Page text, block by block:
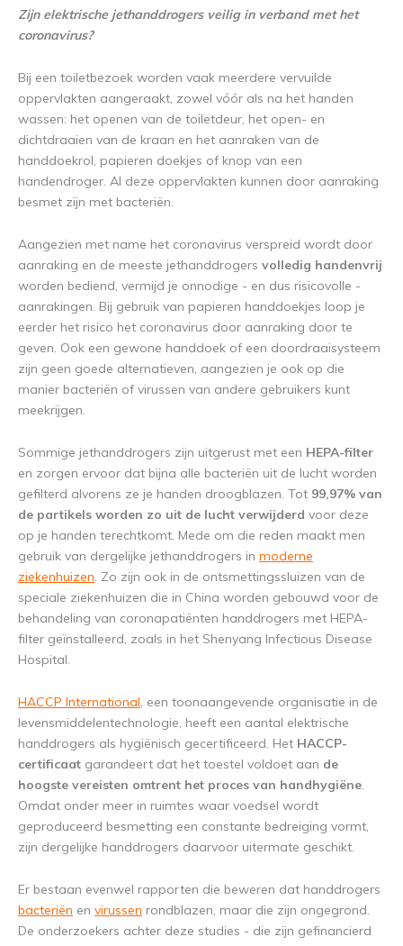
Zijn elektrische jethanddrogers veilig in verband met het
coronavirus?
Bij een toiletbezoek worden vaak meerdere vervuilde
oppervlakten aangeraakt, zowel vóór als na het handen
wassen: het openen van de toiletdeur, het open- en
dichtdraaien van de kraan en het aanraken van de
handdoekrol, papieren doekjes of knop van een
handendroger. Al deze oppervlakten kunnen door aanraking
besmet zijn met bacteriën.
Aangezien met name het coronavirus verspreid wordt door
aanraking en de meeste jethanddrogers volledig handenvrij
worden bediend, vermijd je onnodige - en dus risicovolle -
aanrakingen. Bij gebruik van papieren handdoekjes loop je
eerder het risico het coronavirus door aanraking door te
geven. Ook een gewone handdoek of een doordraaisysteem
zijn geen goede alternatieven, aangezien je ook op die
manier bacteriën of virussen van andere gebruikers kunt
meekrijgen.
Sommige jethanddrogers zijn uitgerust met een HEPA-filter
en zorgen ervoor dat bijna alle bacteriën uit de lucht worden
gefilterd alvorens ze je handen droogblazen. Tot 99,97% van
de partikels worden zo uit de lucht verwijderd voor deze
op je handen terechtkomt. Mede om die reden maakt men
gebruik van dergelijke jethanddrogers in moderne
ziekenhuizen. Zo zijn ook in de ontsmettingssluizen van de
speciale ziekenhuizen die in China worden gebouwd voor de
behandeling van coronapatiënten handdrogers met HEPA-
filter geïnstalleerd, zoals in het Shenyang Infectious Disease
Hospital.
HACCP International, een toonaangevende organisatie in de
levensmiddelentechnologie, heeft een aantal elektrische
handdrogers als hygiënisch gecertificeerd. Het HACCP-
certificaat garandeert dat het toestel voldoet aan de
hoogste vereisten omtrent het proces van handhygiëne.
Omdat onder meer in ruimtes waar voedsel wordt
geproduceerd besmetting een constante bedreiging vormt,
zijn dergelijke handdrogers daarvoor uitermate geschikt.
Er bestaan evenwel rapporten die beweren dat handdrogers
bacteriën en virussen rondblazen, maar die zijn ongegrond.
De onderzoekers achter deze studies - die zijn gefinancierd